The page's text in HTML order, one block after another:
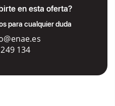
en esta oferta?
para cualquier duda
134